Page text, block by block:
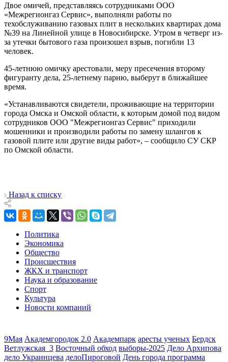
Двое омичей, представляясь сотрудниками ООО
«Межрегионгаз Сервис», выполняли работы по
техобслуживанию газовых плит в нескольких квартирах дома
№39 на Линейной улице в Новосибирске. Утром в четверг из-
за утечки бытового газа произошел взрыв, погибли 13
человек.
45-летнюю омичку арестовали, меру пресечения второму
фигуранту дела, 25-летнему парню, выберут в ближайшее
время.
«Устанавливаются свидетели, проживающие на территории
города Омска и Омской области, к которым домой под видом
сотрудников ООО "Межрегионгаз Сервис" приходили
мошенники и производили работы по замену шлангов к
газовой плите или другие виды работ», – сообщило СУ СКР
по Омской области.
Назад к списку
Политика
Экономика
Общество
Происшествия
ЖКХ и транспорт
Наука и образование
Спорт
Культура
Новости компаний
9Мая Академгородок 2.0 Академпарк аресты ученых Бердск
Ветлужская_3 Восточный обход выборы-2025 Дело Архипова
дело Украинцева делоПироговой День города программа